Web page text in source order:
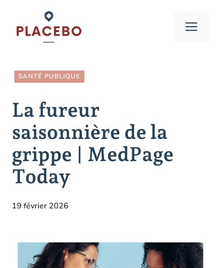
contenu
SANTÉ PUBLIQUE
La fureur
saisonnière de la
grippe | MedPage
Today
19 février 2026